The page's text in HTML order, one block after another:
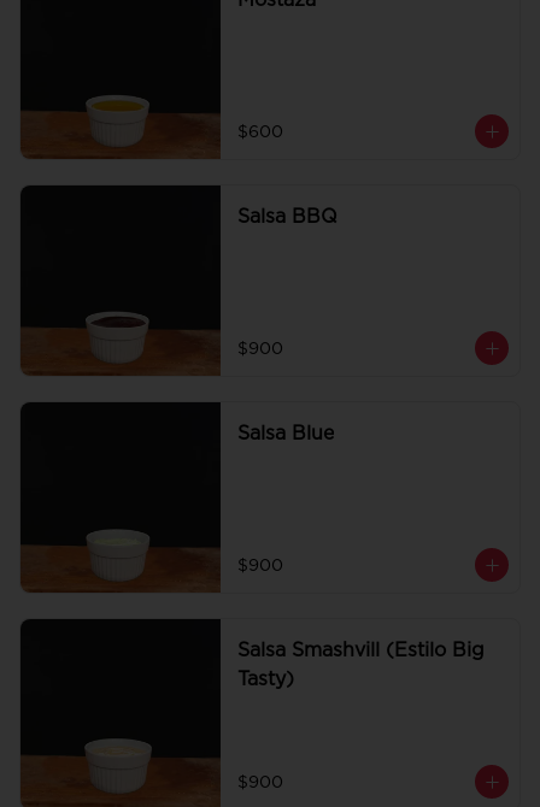
$600
Salsa BBQ
$900
Salsa Blue
$900
Salsa Smashvill (Estilo Big
Tasty)
$900